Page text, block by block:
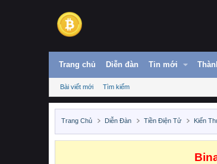
Trang chủ Diễn đàn Tin mới
Bài viết mới Tìm kiếm
Trang Chủ Diễn Đàn Tiền Điện Tử Kiến